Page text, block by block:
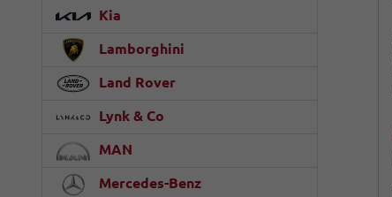
Kia
Lamborghini
Land Rover
Lynk & Co
MAN
Mercedes-Benz